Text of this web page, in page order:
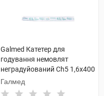
Galmed Катетер для
годування немовлят
неградуйований Ch5 1,6x400
мм 1 шт
Галмед